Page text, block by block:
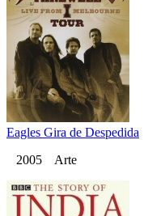
Eagles Gira de Despedida
2005 Arte